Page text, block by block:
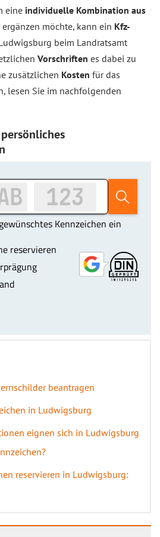
eine individuelle Kombination aus
ergänzen möchte, kann ein Kfz-
beim Landratsamt
Vorschriften es dabei zu
zusätzlichen Kosten für das
lesen Sie im nachfolgenden
beantragen
in Ludwigsburg
eignen sich in Ludwigsburg
reservieren in Ludwigsburg: